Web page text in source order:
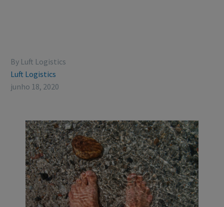
By Luft Logistics
Luft Logistics
junho 18, 2020